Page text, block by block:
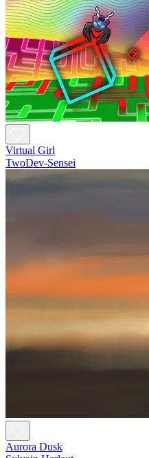
Virtual Girl
TwoDev-Sensei
Aurora Dusk